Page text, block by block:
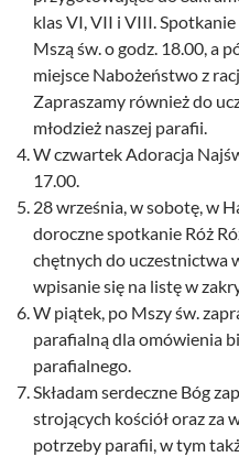
klas VI, VII i VIII.
Mszą św. o godz. 18.00, a
miejsce Nabożeństwo z
Zapraszamy również do
młodzież naszej parafii.
W czwartek Adoracja
17.00.
28 września, w sobotę, w
doroczne spotkanie Róż
chętnych do uczestnictwa
wpisanie się na listę w
W piątek, po Mszy św.
parafialną dla omówienia
parafialnego.
Składam serdeczne Bóg
strojących kościół oraz za
potrzeby parafii, w tym